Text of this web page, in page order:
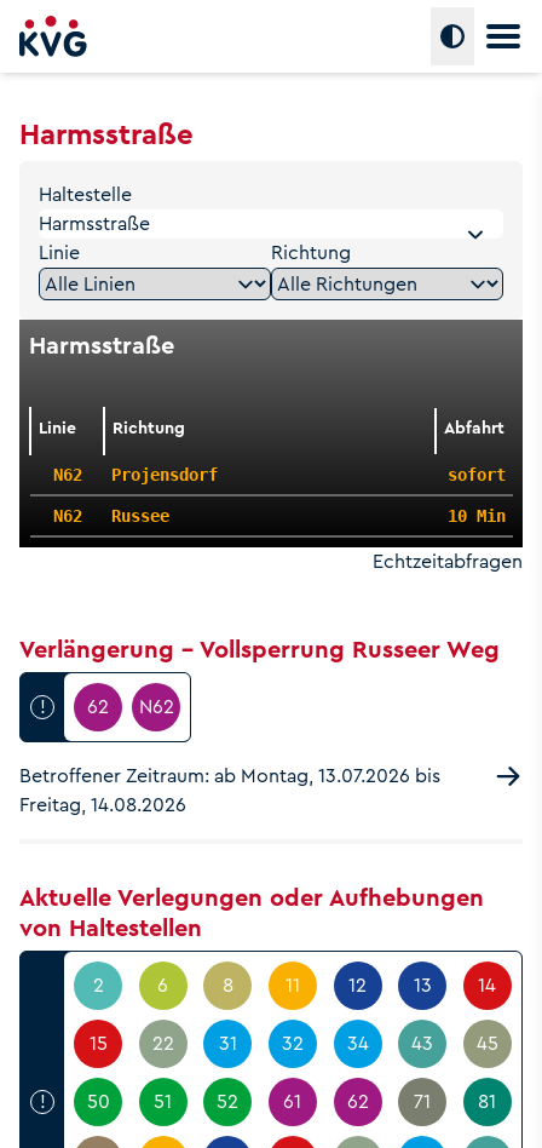
Harmsstraße
Echtzeitabfragen
Haltestelle
Linie Richtung
Harmsstraße
Linie Richtung Abfahrt
N62 Projensdorf sofort
N62 Russee 10 Min
Verlängerung - Vollsperrung Russeer Weg
! 62 N62
Betroffener Zeitraum: ab Montag, 13.07.2026 bis
Freitag, 14.08.2026
Aktuelle Verlegungen oder Aufhebungen
von Haltestellen
!
2 6 8 11 12 13 14
15 22 31 32 34 43 45
50 51 52 61 62 71 81